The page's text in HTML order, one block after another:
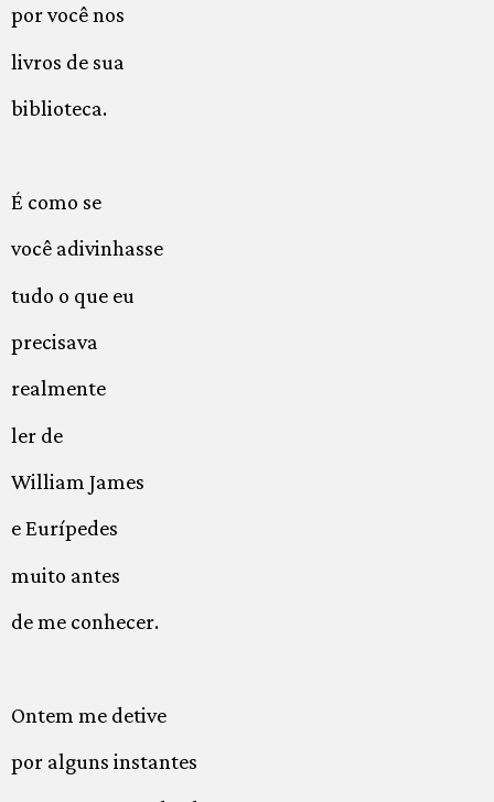
por você nos
livros de sua
biblioteca.
É como se
você adivinhasse
tudo o que eu
precisava
realmente
ler de
William James
e Eurípedes
muito antes
de me conhecer.
Ontem me detive
por alguns instantes